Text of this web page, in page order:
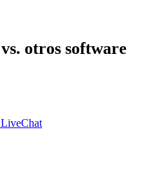
vs. otros software
LiveChat